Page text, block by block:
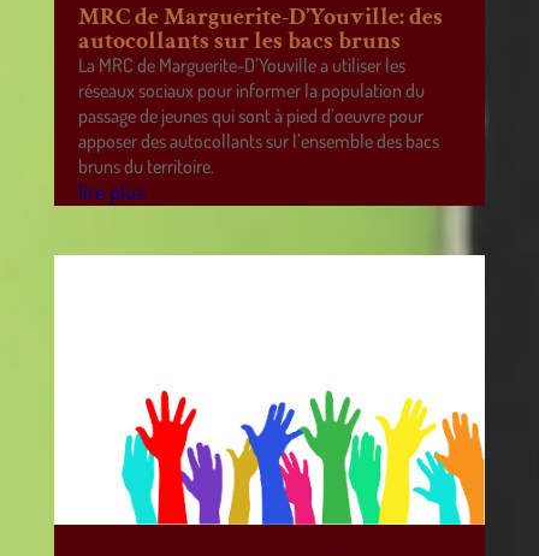
MRC de Marguerite-D’Youville: des
autocollants sur les bacs bruns
La MRC de Marguerite-D’Youville a utiliser les
réseaux sociaux pour informer la population du
passage de jeunes qui sont à pied d’oeuvre pour
apposer des autocollants sur l’ensemble des bacs
bruns du territoire.
lire plus